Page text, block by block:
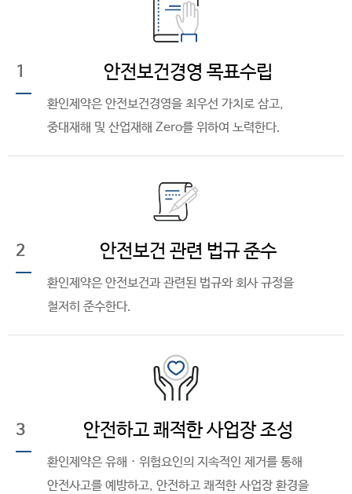
1 안전보건경영 목표수립
환인제약은 안전보건경영을 최우선 가치로 삼고,
중대재해 및 산업재해 Zero를 위하여 노력한다.
2 안전보건 관련 법규 준수
환인제약은 안전보건과 관련된 법규와 회사 규정을
철저히 준수한다.
3 안전하고 쾌적한 사업장 조성
환인제약은 유해 · 위험요인의 지속적인 제거를 통해
안전사고를 예방하고, 안전하고 쾌적한 사업장 환경을